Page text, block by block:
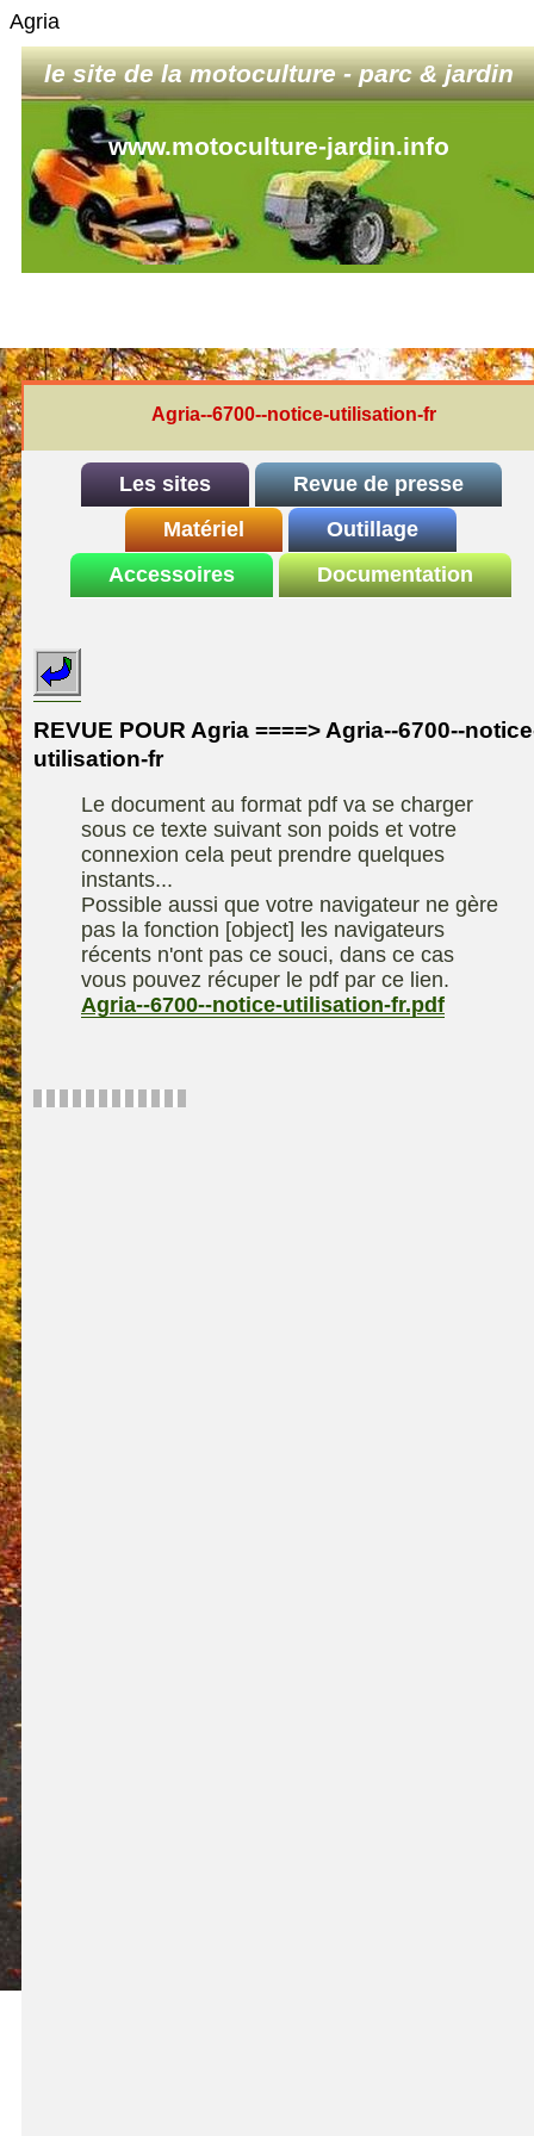
Agria
le site de la motoculture - parc & jardin
www.motoculture-jardin.info
Agria--6700--notice-utilisation-fr
Les sites
INDEX
Le site de la
motoculture
Information sur
contact
Revue de presse
REDEXIM-et-Eliet
ELIET
Motobineuse ou
Technique de
compostage
Matériel
autoportee
SARP
Robomow
chevalet
Remorque
Outillage
Affuteuse
Accessoires
Documentation
REVUE POUR Agria ====> Agria--6700--
utilisation-fr
Le document au format pdf va se charger
sous ce texte suivant son poids et votre
connexion cela peut prendre quelques
instants...
Possible aussi que votre navigateur ne gère
pas la fonction [object] les navigateurs
récents n'ont pas ce souci, dans ce cas
vous pouvez récuper le pdf par ce lien.
Agria--6700--notice-utilisation-fr.pdf